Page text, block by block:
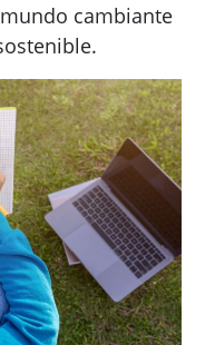
cambiante